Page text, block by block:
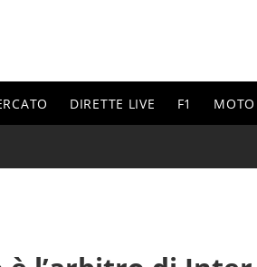
DIRETTE LIVE F1 MOTO